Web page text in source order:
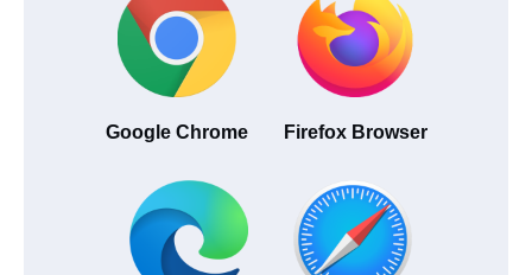
Google Chrome Firefox Browser